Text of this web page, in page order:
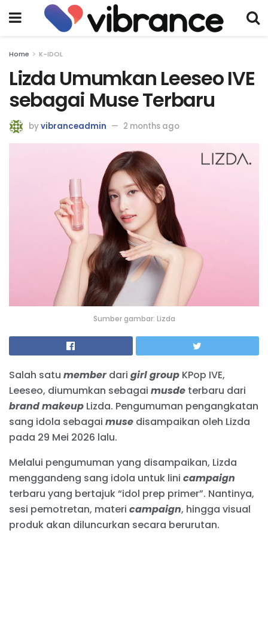
Home K-IDOL
Lizda Umumkan Leeseo IVE
sebagai Muse Terbaru
byvibranceadmin 2 months ago
Sumber gambar: Lizda
Salah satu memberdari girl group KPop IVE,
Leeseo, diumumkan sebagai musde terbaru dari
brand makeup Lizda. Pengumuman pengangkatan
sang idola sebagai muse disampaikan oleh Lizda
pada 29 Mei 2026 lalu.
Melalui pengumuman yang disampaikan, Lizda
menggandeng sang idola untuk lini campaign
terbaru yang bertajuk “idol prep primer”. Nantinya,
sesi pemotretan, materi campaign, hingga visual
produk akan diluncurkan secara berurutan.